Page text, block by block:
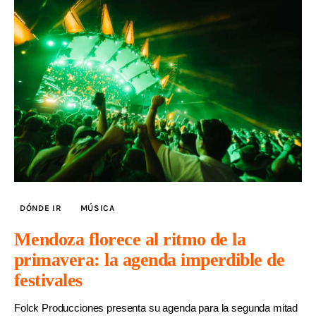
DÓNDE IR MÚSICA
Mendoza florece al ritmo de la
primavera: la agenda imperdible de
festivales
Folck Producciones presenta su agenda para la segunda mitad